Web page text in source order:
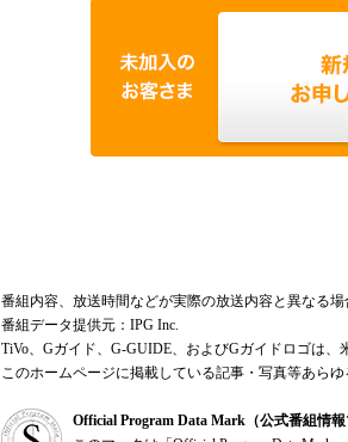
番組内容、放送時間などが実際の放送内容と異なる
番組データ提供元：IPG Inc.
TiVo、Gガイド、G-GUIDE、およびGガイドロゴは
このホームページに掲載している記事・写真等あら
Official Program Data Mark（公式番組情